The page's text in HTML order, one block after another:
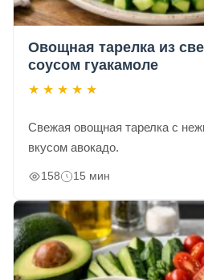
Овощная тарелка из
соусом гуакамоле
★ ★ ★ ★ ★
Свежая овощная тарелка с
вкусом авокадо.
158 15 мин